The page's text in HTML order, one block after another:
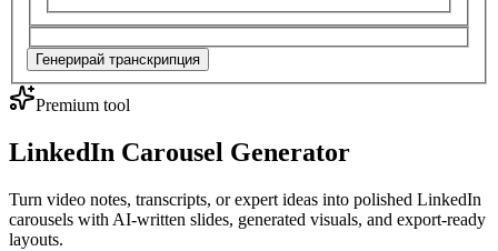
Генерирай транскрипция
Premium tool
LinkedIn Carousel Generator
Turn video notes, transcripts, or expert ideas into polished LinkedIn
carousels with AI-written slides, generated visuals, and export-ready
layouts.